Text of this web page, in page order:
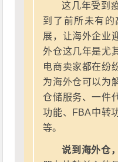
这几年受到
到了前所未有
展，让海外企业
外仓这几年是尤
电商卖家都在纷
为海外仓可以为
仓储服务、一件
功能、FBA中转
等。
说到海外仓，